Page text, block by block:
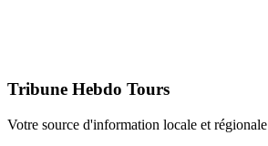
Tribune Hebdo Tours
Votre source d'information locale et régionale